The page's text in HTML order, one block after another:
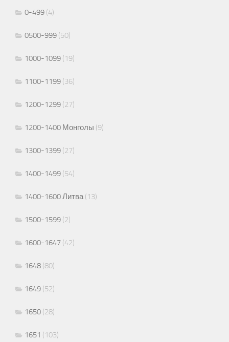
0-499 (4)
0500-999 (50)
1000-1099 (19)
1100-1199 (36)
1200-1299 (27)
1200-1400 Монголы (9)
1300-1399 (27)
1400-1499 (54)
1400-1600 Литва(13)
1500-1599 (2)
1600-1647 (42)
1648 (80)
1649 (52)
1650 (28)
1651 (103)